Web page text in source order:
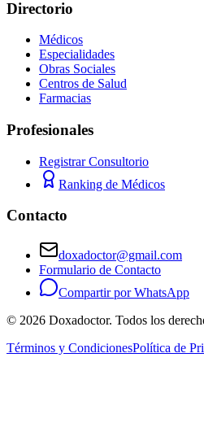
Directorio
Médicos
Especialidades
Obras Sociales
Centros de Salud
Farmacias
Profesionales
Registrar Consultorio
Ranking de Médicos
Contacto
doxadoctor@gmail.com
Formulario de Contacto
Compartir por WhatsApp
© 2026 Doxadoctor. Todos los
Términos y CondicionesPolítica de